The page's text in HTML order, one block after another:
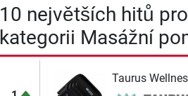
10 největších hitů
kategorii Masážní
Taurus